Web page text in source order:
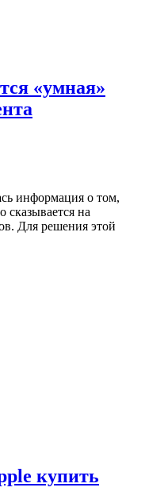
«умная»
информация о том,
сказывается на
Для решения этой
купить